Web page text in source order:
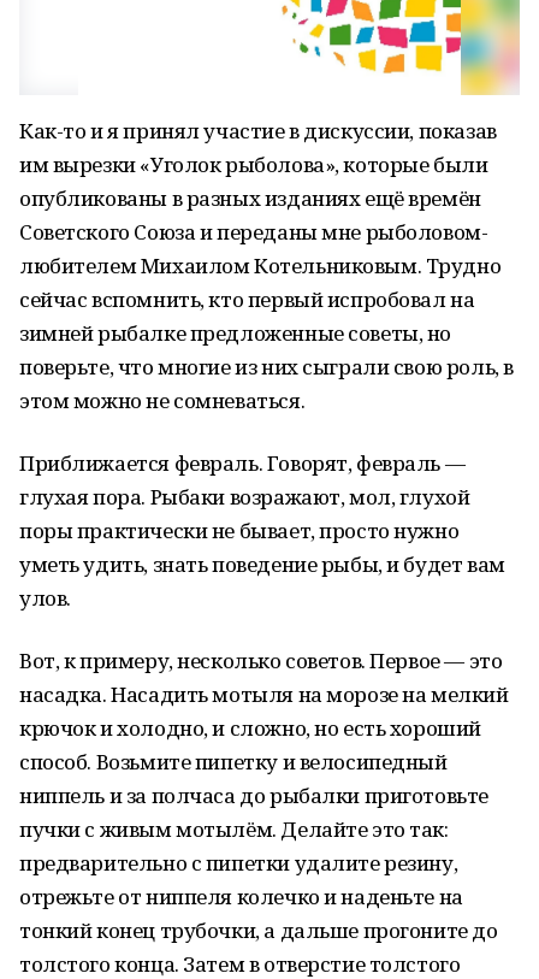
Как-то и я принял участие в дискуссии, показав
им вырезки «Уголок рыболова», которые были
опубликованы в разных изданиях ещё времён
Советского Союза и переданы мне рыболовом-
любителем Михаилом Котельниковым. Трудно
сейчас вспомнить, кто первый испробовал на
зимней рыбалке предложенные советы, но
поверьте, что многие из них сыграли свою роль, в
этом можно не сомневаться.
Приближается февраль. Говорят, февраль —
глухая пора. Рыбаки возражают, мол, глухой
поры практически не бывает, просто нужно
уметь удить, знать поведение рыбы, и будет вам
улов.
Вот, к примеру, несколько советов. Первое — это
насадка. Насадить мотыля на морозе на мелкий
крючок и холодно, и сложно, но есть хороший
способ. Возьмите пипетку и велосипедный
ниппель и за полчаса до рыбалки приготовьте
пучки с живым мотылём. Делайте это так:
предварительно с пипетки удалите резину,
отрежьте от ниппеля колечко и наденьте на
тонкий конец трубочки, а дальше прогоните до
толстого конца. Затем в отверстие толстого